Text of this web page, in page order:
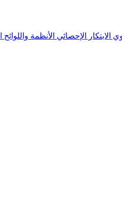
الابتكار الإحصائي الأنظمة واللوائح